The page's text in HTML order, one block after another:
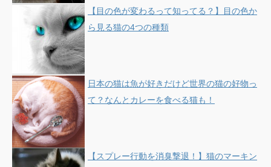
【目の色が変わるって知ってる？】目の色か
ら見る猫の4つの種類
日本の猫は魚が好きだけど世界の猫の好物っ
て？なんとカレーを食べる猫も！
【スプレー行動を消臭撃退！】猫のマーキン